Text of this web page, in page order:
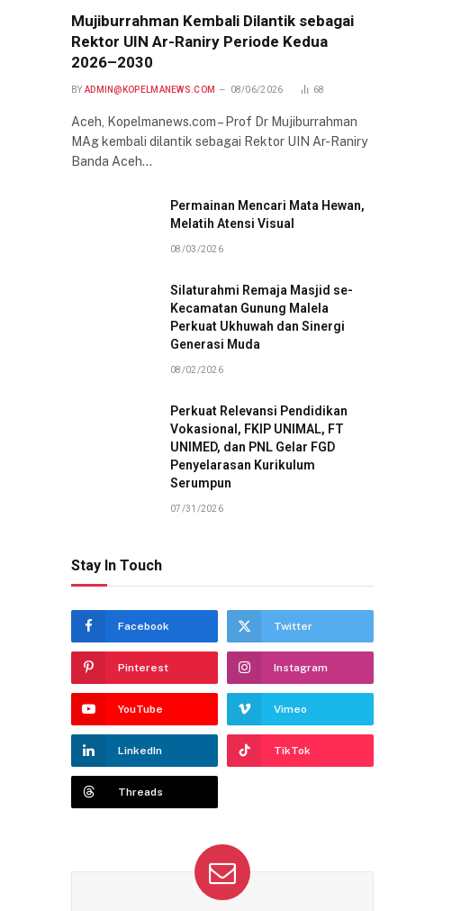
Mujiburrahman Kembali Dilantik sebagai
Rektor UIN Ar-Raniry Periode Kedua
2026–2030
BY ADMIN@KOPELMANEWS.COM 08/06/2026 68
Aceh, Kopelmanews.com – Prof Dr Mujiburrahman
MAg kembali dilantik sebagai Rektor UIN Ar-Raniry
Banda Aceh…
Permainan Mencari Mata Hewan,
Melatih Atensi Visual
08/03/2026
Silaturahmi Remaja Masjid se-
Kecamatan Gunung Malela
Perkuat Ukhuwah dan Sinergi
Generasi Muda
08/02/2026
Perkuat Relevansi Pendidikan
Vokasional, FKIP UNIMAL, FT
UNIMED, dan PNL Gelar FGD
Penyelarasan Kurikulum
Serumpun
07/31/2026
Stay In Touch
Facebook Twitter
Pinterest Instagram
YouTube Vimeo
LinkedIn TikTok
Threads